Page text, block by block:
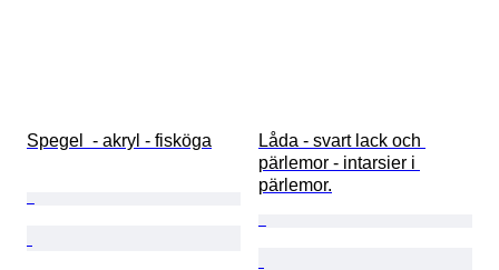
Spegel  - akryl - fisköga
Låda - svart lack och
pärlemor - intarsier i
pärlemor.